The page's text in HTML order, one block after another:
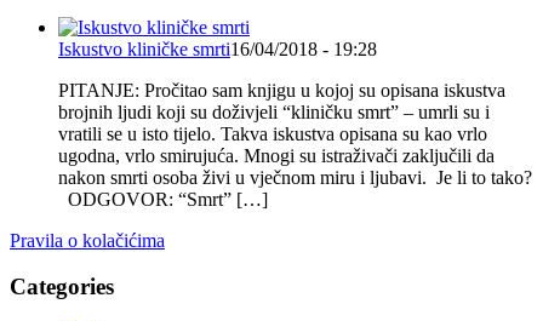
Iskustvo kliničke smrti16/04/2018 - 19:28
PITANJE: Pročitao sam knjigu u kojoj su opisana iskustva
brojnih ljudi koji su doživjeli “kliničku smrt” – umrli su i
vratili se u isto tijelo. Takva iskustva opisana su kao vrlo
ugodna, vrlo smirujuća. Mnogi su istraživači zaključili da
nakon smrti osoba živi u vječnom miru i ljubavi. Je li to tako?
ODGOVOR: “Smrt” […]
Pravila o kolačićima
Categories